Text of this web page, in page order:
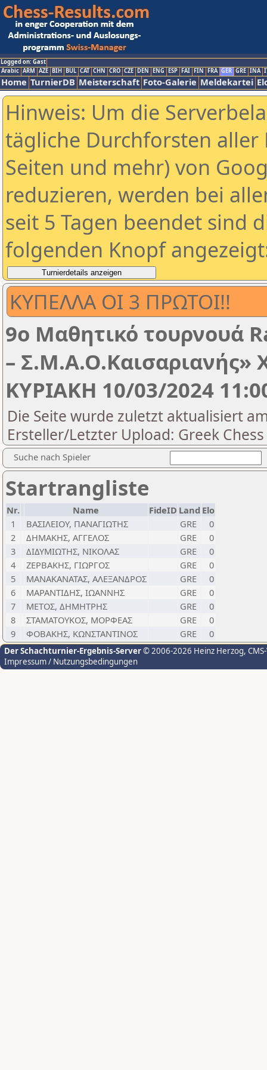
Logged on: Gast
Arabic ARM AZE BIH BUL CAT CHN CRO CZE DEN ENG ESP FAI FIN FRA GER GRE INA
Home TurnierDB Meisterschaft Foto-Galerie Meldekartei
Hinweis: Um die
tägliche Durchforsten aller
Seiten und mehr) von
reduzieren, werden bei
seit 5 Tagen beendet sind
folgenden Knopf
ΚΥΠΕΛΛΑ ΟΙ 3 ΠΡΩΤΟΙ!!
9ο Μαθητικό τουρνουά
– Σ.Μ.Α.Ο.Καισαριανής»
ΚΥΡΙΑΚΗ 10/03/2024
Die Seite wurde zuletzt aktualisiert
Ersteller/Letzter Upload: Greek
Suche nach Spieler
Startrangliste
Nr. Name FideID Land Elo
1
ΒΑΣΙΛΕΙΟΥ, ΠΑΝΑΓΙΩΤΗΣ GRE
0
2
ΔΗΜΑΚΗΣ, ΑΓΓΕΛΟΣ GRE
0
3
ΔΙΔΥΜΙΩΤΗΣ, ΝΙΚΟΛΑΣ GRE
0
4
ΖΕΡΒΑΚΗΣ, ΓΙΩΡΓΟΣ GRE
0
5
ΜΑΝΑΚΑΝΑΤΑΣ, ΑΛΕΞΑΝΔΡΟΣ GRE
0
6
ΜΑΡΑΝΤΙΔΗΣ, ΙΩΑΝΝΗΣ GRE
0
7
ΜΕΤΟΣ, ΔΗΜΗΤΡΗΣ GRE
0
8
ΣΤΑΜΑΤΟΥΚΟΣ, ΜΟΡΦΕΑΣ GRE
0
9
ΦΟΒΑΚΗΣ, ΚΩΝΣΤΑΝΤΙΝΟΣ GRE 0
Der Schachturnier-Ergebnis-Server© 2006-2026 Heinz Herzog,
Impressum / Nutzungsbedingungen